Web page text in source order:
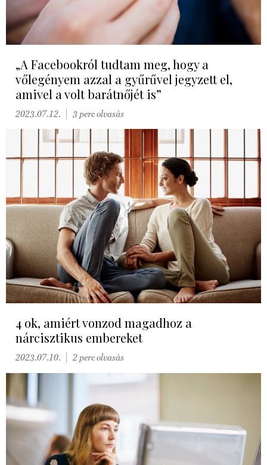
„A Facebookról tudtam meg, hogy a
vőlegényem azzal a gyűrűvel jegyzett el,
amivel a volt barátnőjét is”
2023.07.12. 3 perc olvasás
4 ok, amiért vonzod magadhoz a
nárcisztikus embereket
2023.07.10. 2 perc olvasás